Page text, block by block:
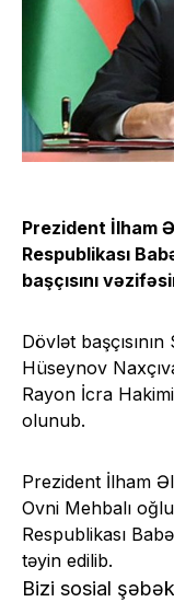
Prezident İlham
Respublikası
başçısını
Dövlət
Hüseynov
Rayon İcra
olunub.
Prezident İlham
Ovni Mehbalı
Respublikası
təyin edilib.
Bizi sosial